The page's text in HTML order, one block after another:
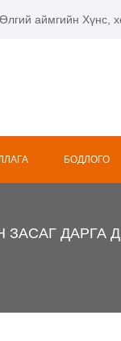
аймгийн Хүнс,
БОДЛОГО
ЗАСАГ ДАРГА